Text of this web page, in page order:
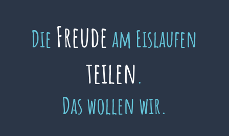
Die Freudeam Eislaufen
teilen.
Das wollen wir.